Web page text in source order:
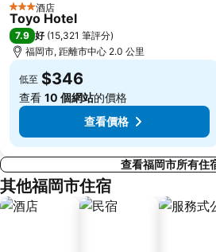
3 星級酒店
Toyo Hotel
7.9 好 (15,321 筆評分)
福岡市, 距離市中心 2.0 公里
低至 $346
查看 10 個網站的價格
查看價格
查看福岡市所有住
其他福岡市住宿